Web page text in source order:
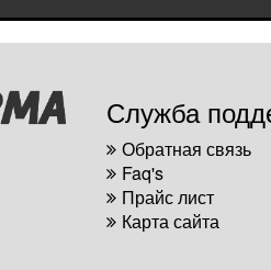
Служба
Обратная связь
Faq's
Прайс лист
Карта сайта